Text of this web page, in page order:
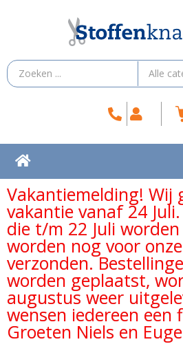
Vakantiemelding! Wij
vakantie vanaf 24
die t/m 22 Juli
worden nog voor
verzonden.
worden geplaatst,
augustus weer
wensen iedereen een
Groeten Niels en